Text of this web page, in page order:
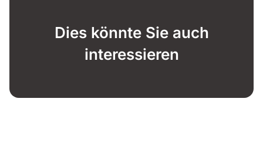
Dies könnte Sie auch
interessieren